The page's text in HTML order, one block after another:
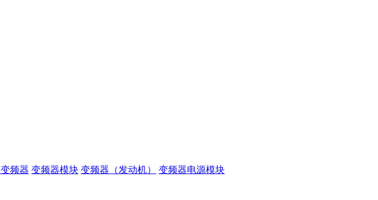
频器 变频器模块 变频器（发动机）
变频器电源模块